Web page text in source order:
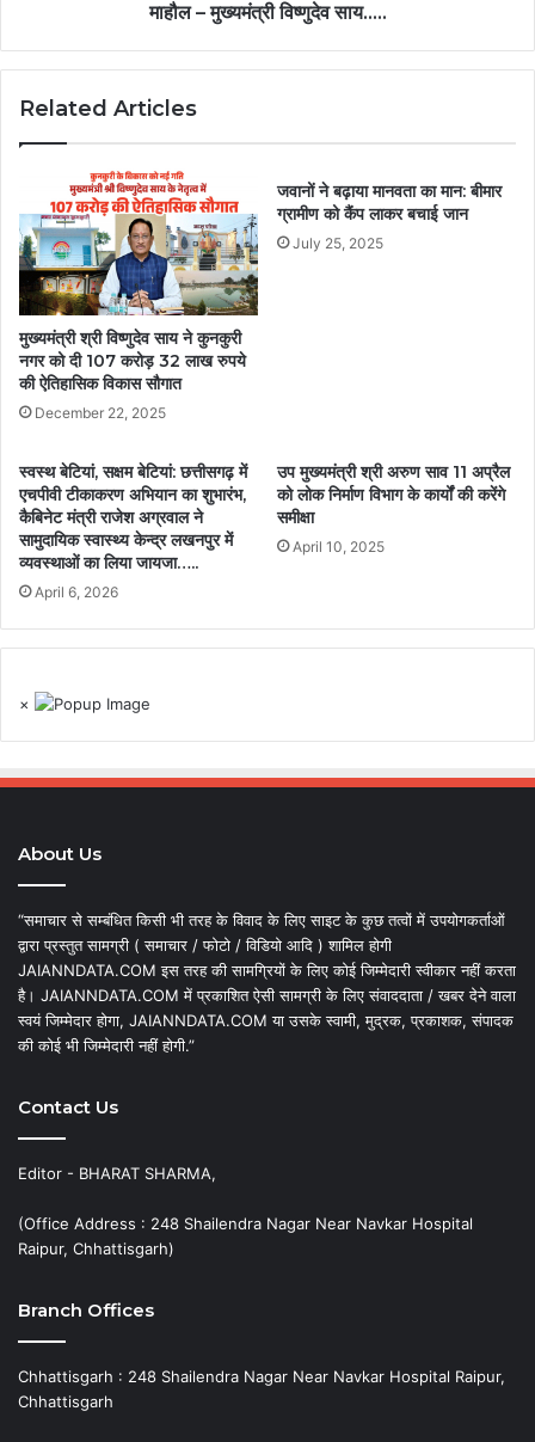
माहौल – मुख्यमंत्री विष्णुदेव साय…..
Related Articles
मुख्यमंत्री श्री विष्णुदेव साय ने कुनकुरी
नगर को दी 107 करोड़ 32 लाख रुपये
की ऐतिहासिक विकास सौगात
December 22, 2025
जवानों ने बढ़ाया मानवता का मान: बीमार
ग्रामीण को कैंप लाकर बचाई जान
July 25, 2025
स्वस्थ बेटियां, सक्षम बेटियां: छत्तीसगढ़ में
एचपीवी टीकाकरण अभियान का शुभारंभ,
कैबिनेट मंत्री राजेश अग्रवाल ने
सामुदायिक स्वास्थ्य केन्द्र लखनपुर में
व्यवस्थाओं का लिया जायजा…..
April 6, 2026
उप मुख्यमंत्री श्री अरुण साव 11 अप्रैल
को लोक निर्माण विभाग के कार्यों की करेंगे
समीक्षा
April 10, 2025
×
About Us
“समाचार से सम्बंधित किसी भी तरह के विवाद के लिए साइट के कुछ तत्वों में उपयोगकर्ताओं
द्वारा प्रस्तुत सामग्री ( समाचार / फोटो / विडियो आदि ) शामिल होगी
JAIANNDATA.COM इस तरह की सामग्रियों के लिए कोई जिम्मेदारी स्वीकार नहीं करता
है। JAIANNDATA.COM में प्रकाशित ऐसी सामग्री के लिए संवाददाता / खबर देने वाला
स्वयं जिम्मेदार होगा, JAIANNDATA.COM या उसके स्वामी, मुद्रक, प्रकाशक, संपादक
की कोई भी जिम्मेदारी नहीं होगी.”
Contact Us
Editor - BHARAT SHARMA,
(Office Address : 248 Shailendra Nagar Near Navkar Hospital
Raipur, Chhattisgarh)
Branch Offices
Chhattisgarh : 248 Shailendra Nagar Near Navkar Hospital Raipur,
Chhattisgarh